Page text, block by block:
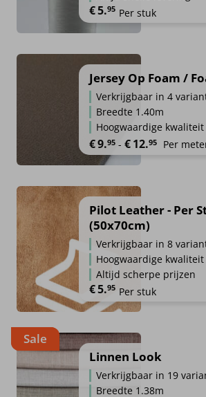
€5.95 Per stuk
Jersey Op Foam /
Verkrijgbaar in 4
Breedte 1.40m
Hoogwaardige kwaliteit
€9.95 - €12.95 Per
Pilot Leather - Per
(50x70cm)
Verkrijgbaar in 8
Hoogwaardige kwaliteit
Altijd scherpe prijzen
€5.95 Per stuk
Sale
Linnen Look
Verkrijgbaar in 19
Breedte 1.38m